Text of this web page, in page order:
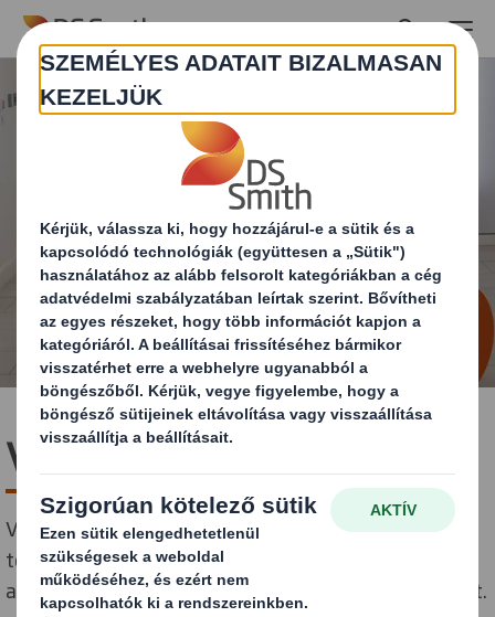
Skip to main content
Vezetésünk
Vállalatként betartjuk a jó vállalatirányítás alapelveit,
továbbá számos szabályozással rendelkezünk,
amelyek támogatják ezen kötelezettségvállalásunkat.